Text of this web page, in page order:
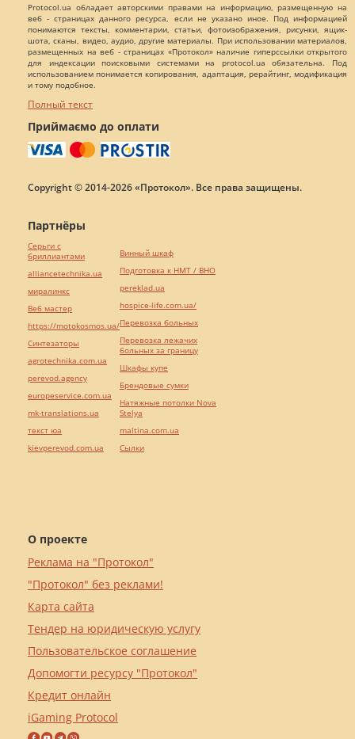
Protocol.ua обладает авторскими правами на информацию, размещенную на
веб - страницах данного ресурса, если не указано иное. Под информацией
понимаются тексты, комментарии, статьи, фотоизображения, рисунки, ящик-
шота, сканы, видео, аудио, другие материалы. При использовании материалов,
размещенных на веб - страницах «Протокол» наличие гиперссылки открытого
для индексации поисковыми системами на protocol.ua обязательна. Под
использованием понимается копирования, адаптация, рерайтинг, модификация
и тому подобное.
Полный текст
Приймаємо до оплати
Copyright © 2014-2026 «Протокол». Все права защищены.
О проекте
Реклама на "Протокол"
"Протокол" без реклами!
Карта сайта
Тендер на юридическую услугу
Пользовательское соглашение
Допомогти ресурсу "Протокол"
Кредит онлайн
iGaming Protocol
Партнёры
Серьги с
бриллиантами
alliancetechnika.ua
миралинкс
Веб мастер
https://motokosmos.ua/
Синтезаторы
agrotechnika.com.ua
perevod.agency
europeservice.com.ua
mk-translations.ua
текст юа
kievperevod.com.ua
Винный шкаф
Подготовка к НМТ / ВНО
pereklad.ua
hospice-life.com.ua/
Перевозка больных
Перевозка лежачих
больных за границу
Шкафы купе
Брендовые сумки
Натяжные потолки Nova
Stelya
maltina.com.ua
Cылки